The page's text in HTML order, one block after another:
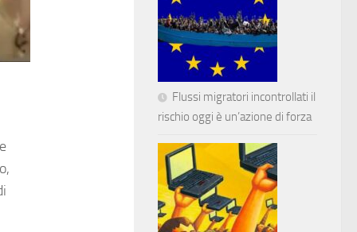
Flussi migratori incontrollati il
rischio oggi è un’azione di forza